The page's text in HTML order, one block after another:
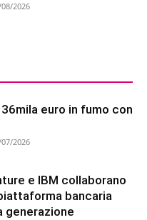
2026
euro in fumo con
2026
e IBM collaborano
bancaria
generazione